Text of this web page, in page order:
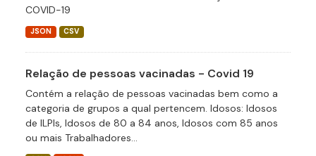
COVID-19
JSON CSV
Relação de pessoas vacinadas - Covid 19
Contém a relação de pessoas vacinadas bem como a
categoria de grupos a qual pertencem. Idosos: Idosos
de ILPIs, Idosos de 80 a 84 anos, Idosos com 85 anos
ou mais Trabalhadores...